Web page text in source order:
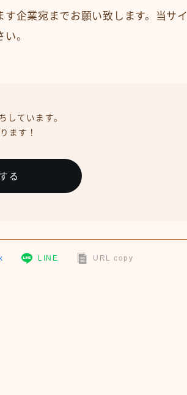
企業宛までお願い致します。当サイ
。
しています。
ます！
る
LINE URL copy